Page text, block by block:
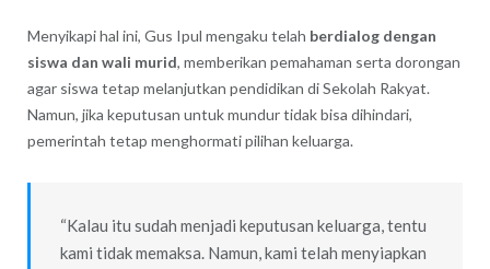
Menyikapi hal ini, Gus Ipul mengaku telah berdialog dengan
siswa dan wali murid, memberikan pemahaman serta dorongan
agar siswa tetap melanjutkan pendidikan di Sekolah Rakyat.
Namun, jika keputusan untuk mundur tidak bisa dihindari,
pemerintah tetap menghormati pilihan keluarga.
“Kalau itu sudah menjadi keputusan keluarga, tentu
kami tidak memaksa. Namun, kami telah menyiapkan